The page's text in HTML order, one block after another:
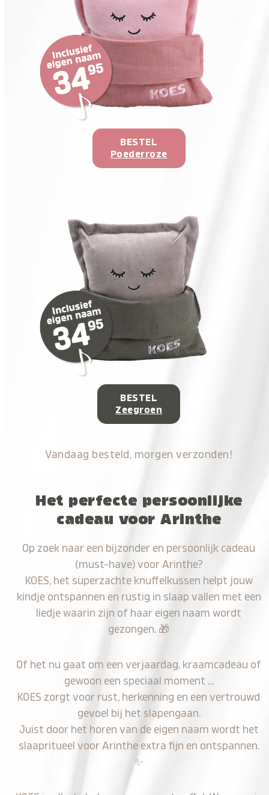
BESTEL
Poederroze
BESTEL
Zeegroen
Vandaag besteld, morgen verzonden!
Het perfecte persoonlijke
cadeau voor Arinthe
Op zoek naar een bijzonder en persoonlijk cadeau
(must-have) voor Arinthe?
KOES, het superzachte knuffelkussen helpt jouw
kindje ontspannen en rustig in slaap vallen met een
liedje waarin zijn of haar eigen naam wordt
gezongen. 🎁
Of het nu gaat om een verjaardag, kraamcadeau of
gewoon een speciaal moment …
KOES zorgt voor rust, herkenning en een vertrouwd
gevoel bij het slapengaan.
Juist door het horen van de eigen naam wordt het
slaapritueel voor Arinthe extra fijn en ontspannen.
✨